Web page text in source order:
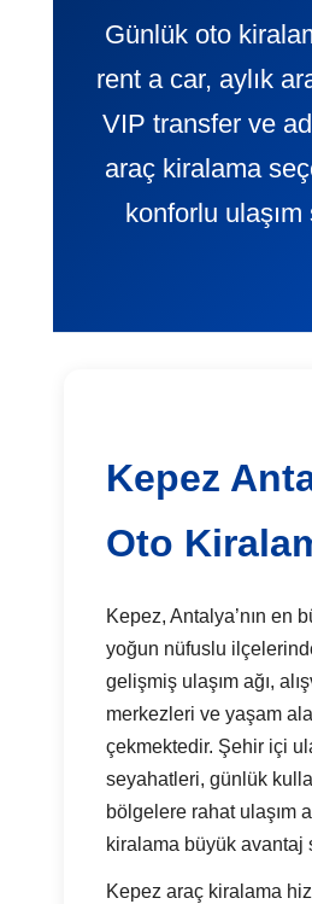
Günlük oto
rent a car, aylık
VIP transfer ve
araç kiralama
konforlu ulaşım
Kepez
Oto
Kepez, Antalya’nın en
yoğun nüfuslu
gelişmiş ulaşım ağı,
merkezleri ve yaşam
çekmektedir. Şehir içi
seyahatleri, günlük
bölgelere rahat ulaşım
kiralama büyük avantaj
Kepez araç kiralama